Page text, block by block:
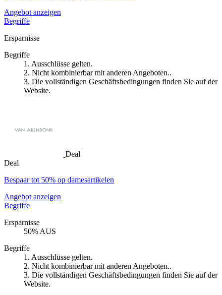
Angebot anzeigen
Begriffe
Ersparnisse
Begriffe
1. Ausschlüsse gelten.
2. Nicht kombinierbar mit anderen Angeboten..
3. Die vollständigen Geschäftsbedingungen finden Sie auf der
Website.
Deal
Deal
Bespaar tot 50% op damesartikelen
Angebot anzeigen
Begriffe
Ersparnisse
50% AUS
Begriffe
1. Ausschlüsse gelten.
2. Nicht kombinierbar mit anderen Angeboten..
3. Die vollständigen Geschäftsbedingungen finden Sie auf der
Website.